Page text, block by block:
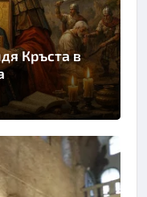
Кръста в